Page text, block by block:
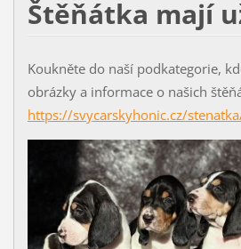
Štěňátka mají
Koukněte do naší podkategorie,
obrázky a informace o našich
https://svycarskyhonic.cz/